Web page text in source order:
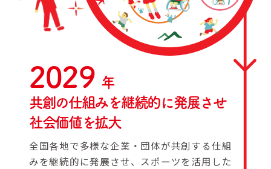
2029 年
共創の仕組みを継続的に発展させ
社会価値を拡大
全国各地で多様な企業・団体が共創する仕組
みを継続的に発展させ、スポーツを活用した